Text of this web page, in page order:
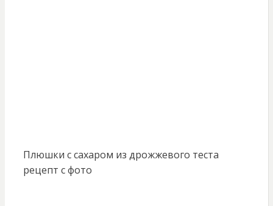
Плюшки с сахаром из дрожжевого теста
рецепт с фото